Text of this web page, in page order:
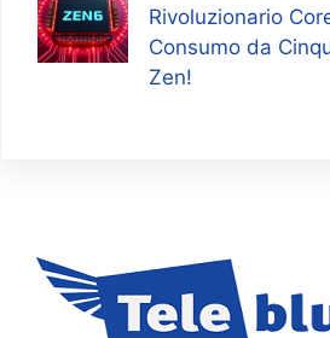
Rivoluzionario
Consumo da
Zen!